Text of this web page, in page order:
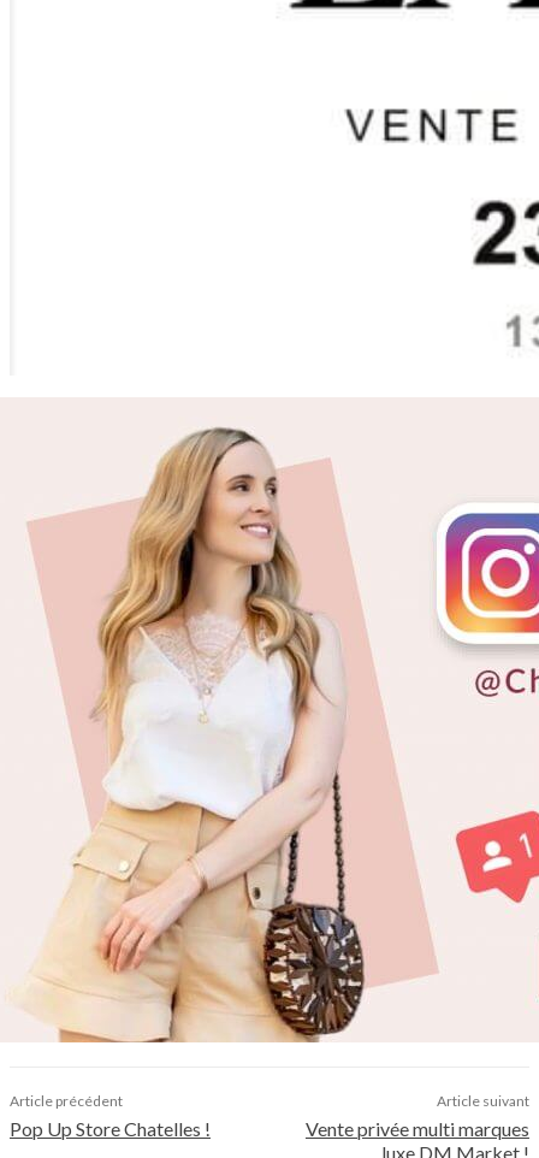
Article précédent
Pop Up Store Chatelles !
Article suivant
Vente privée multi marques
luxe DM Market !